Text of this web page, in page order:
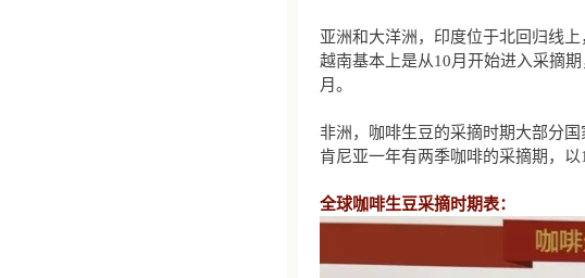
亚洲和大洋洲，印度位于北回归线
越南基本上是从10月开始进入采摘
月。
非洲，咖啡生豆的采摘时期大部分
肯尼亚一年有两季咖啡的采摘期，以
全球咖啡生豆采摘时期表：